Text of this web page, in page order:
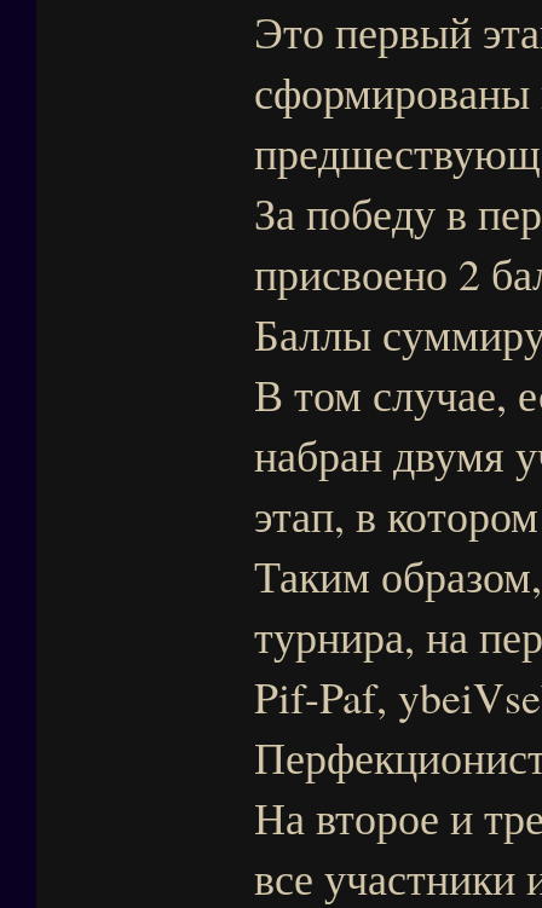
Это первый
сформированы
За победу в
присвоено 2
Баллы
В том случае,
набран двумя
этап, в
Таким
турнира, на
Pif-Paf,
На второе и
все участники